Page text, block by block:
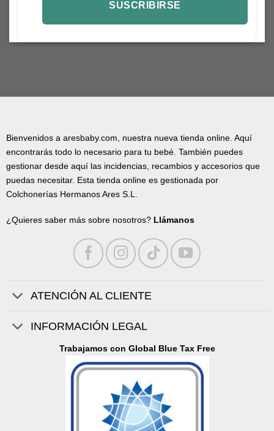
Bienvenidos a aresbaby.com, nuestra nueva tienda online. Aquí
encontrarás todo lo necesario para tu bebé. También puedes
gestionar desde aquí las incidencias, recambios y accesorios que
puedas necesitar. Esta tienda online es gestionada por
Colchonerías Hermanos Ares S.L.
¿Quieres saber más sobre nosotros? Llámanos
ATENCIÓN AL CLIENTE
INFORMACIÓN LEGAL
Trabajamos con Global Blue Tax Free